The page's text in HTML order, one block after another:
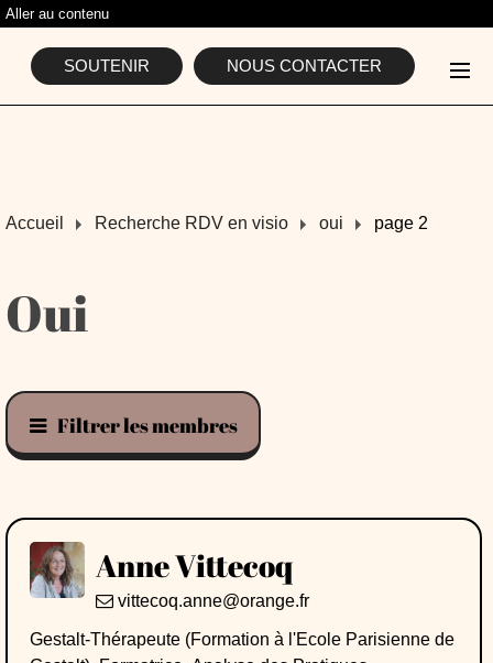
Aller au contenu
SOUTENIR L'ASSOCIATIONNOUS CONTACTER
Accueil Recherche RDV en visio oui page 2
Oui
Filtrer les membres
Anne Vittecoq
vittecoq.anne@orange.fr
Gestalt-Thérapeute (Formation à l'Ecole Parisienne de